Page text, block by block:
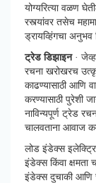
योग्यरित्या वळण
रस्त्यांवर तसेच
ड्रायव्हिंगचा अनुभव
ट्रेड डिझाइन·
रचना खरोखरच
काढण्यासाठी आणि
करण्यासाठी पुरेशी
नाविन्यपूर्ण ट्रेड
चालवताना आवाज
लोड इंडेक्स
इंडेक्स किंवा क्षमता
इंडेक्स दुचाकी आणि